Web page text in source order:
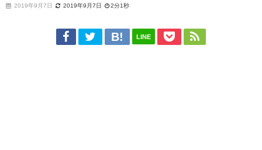
2019年9月7日 2019年9月7日 2分1秒
LINE